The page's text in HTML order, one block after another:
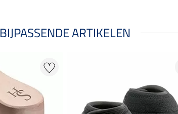
BIJPASSENDE ARTIKELEN